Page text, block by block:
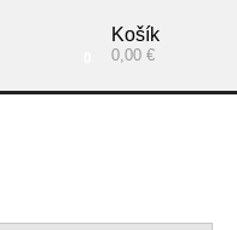
Košík
0,00 €